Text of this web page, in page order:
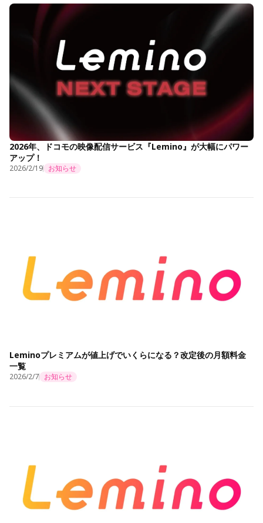
2026年、ドコモの映像配信サービス『Lemino』が大幅にパワー
アップ！
2026/2/19 お知らせ
Leminoプレミアムが値上げでいくらになる？改定後の月額料金
一覧
2026/2/7 お知らせ